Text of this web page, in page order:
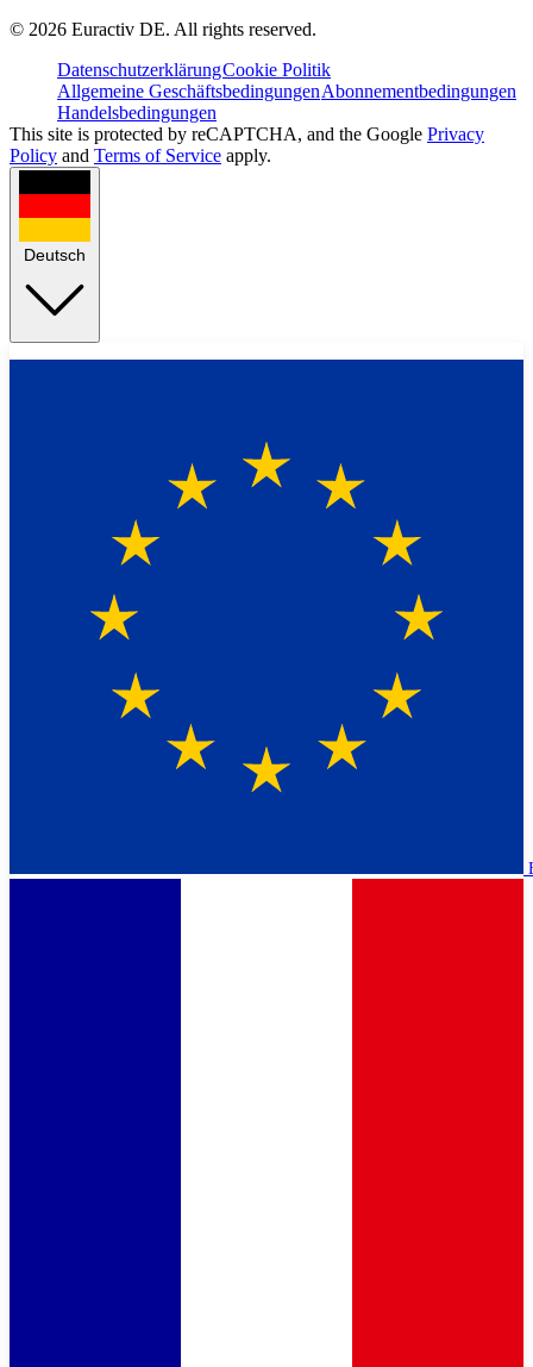
© 2026 Euractiv DE. All rights reserved.
DatenschutzerklärungCookie Politik
Allgemeine GeschäftsbedingungenAbonnementbedingungen
Handelsbedingungen
This site is protected by reCAPTCHA, and the Google Privacy
Policy and Terms of Service apply.
Deutsch